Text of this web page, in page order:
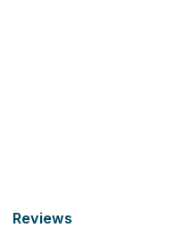
Reviews